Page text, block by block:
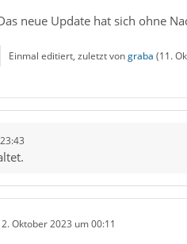
neue Update hat sich ohne
Einmal editiert, zuletzt vongraba (11.
Oktober 2023 um 00:11